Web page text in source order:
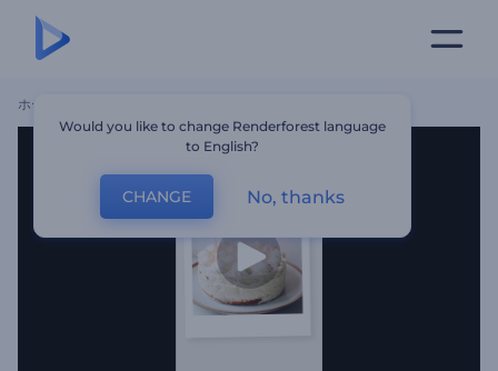
ホーム
Would you like to change Renderforest language
to English?
CHANGE No, thanks